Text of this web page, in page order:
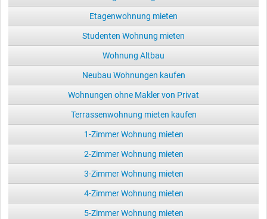
Etagenwohnung mieten
Studenten Wohnung mieten
Wohnung Altbau
Neubau Wohnungen kaufen
Wohnungen ohne Makler von Privat
Terrassenwohnung mieten kaufen
1-Zimmer Wohnung mieten
2-Zimmer Wohnung mieten
3-Zimmer Wohnung mieten
4-Zimmer Wohnung mieten
5-Zimmer Wohnung mieten